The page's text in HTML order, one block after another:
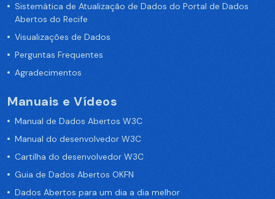
Sistemática de Atualização de Dados do Portal de Dados
Abertos do Recife
Visualizações de Dados
Perguntas Frequentes
Agradecimentos
Manuais e Vídeos
Manual de Dados Abertos W3C
Manual do desenvolvedor W3C
Cartilha do desenvolvedor W3C
Guia de Dados Abertos OKFN
Dados Abertos para um dia a dia melhor